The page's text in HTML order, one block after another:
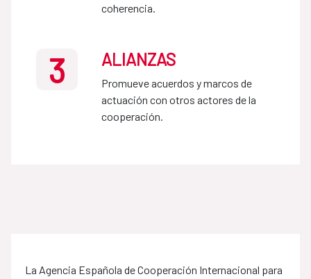
coherencia.
3 ALIANZAS
Promueve acuerdos y marcos de
actuación con otros actores de la
cooperación.
La Agencia Española de Cooperación Internacional para